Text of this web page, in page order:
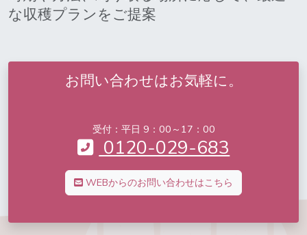
な収穫プランをご提案
お問い合わせはお気軽に。
受付：平日 9：00～17：00
0120-029-683
WEBからのお問い合わせはこちら